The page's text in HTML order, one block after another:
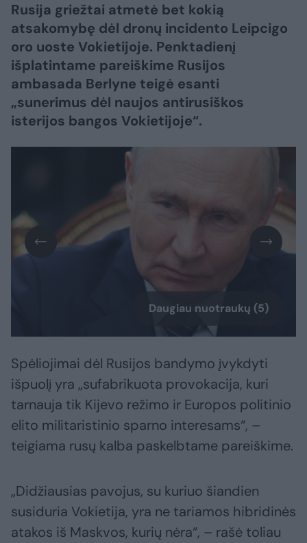
Rusija griežtai atmetė bet kokią
atsakomybę dėl dronų incidento Leipcigo
oro uoste Vokietijoje. Penktadienį
išplatintame pareiškime Rusijos
ambasada Berlyne teigė esanti
„sunerimus dėl naujos antirusiškos
isterijos bangos Vokietijoje“.
Daugiau nuotraukų (5)
Spėliojimai dėl Rusijos bandymo įvykdyti
išpuolį yra „sufabrikuota provokacija, kuri
tarnauja tik Kijevo režimo ir Europos politinio
elito militaristinio sparno interesams“, –
teigiama rusų kalba paskelbtame pareiškime.
„Didžiausias pavojus, su kuriuo šiandien
susiduria Vokietija, yra ne tariamos hibridinės
atakos iš Maskvos, kurių nėra“, – rašė toliau